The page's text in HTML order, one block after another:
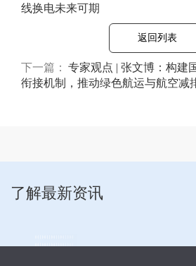
线换电未来可期
返回列表
下一篇： 专家观点 | 张文博：构建
衔接机制，推动绿色航运与航空减
了解最新资讯